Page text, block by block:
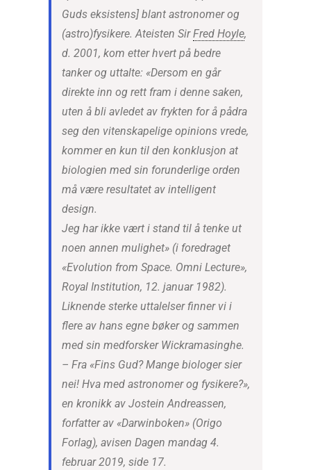
Guds eksistens] blant astronomer og
(astro)fysikere. Ateisten SirFred Hoyle,
d. 2001, kom etter hvert på bedre
tanker og uttalte: «Dersom en går
direkte inn og rett fram i denne saken,
uten å bli avledet av frykten for å pådra
seg den vitenskapelige opinions vrede,
kommer en kun til den konklusjon at
biologien med sin forunderlige orden
må være resultatet av intelligent
design.
Jeg har ikke vært i stand til å tenke ut
noen annen mulighet» (i foredraget
«Evolution from Space. Omni Lecture»,
Royal Institution, 12. januar 1982).
Liknende sterke uttalelser finner vi i
flere av hans egne bøker og sammen
med sin medforsker Wickramasinghe.
– Fra «Fins Gud? Mange biologer sier
nei! Hva med astronomer og fysikere?»,
en kronikk av Jostein Andreassen,
forfatter av «Darwinboken» (Origo
Forlag), avisen Dagen mandag 4.
februar 2019, side 17.